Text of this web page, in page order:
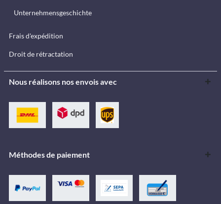
Unternehmensgeschichte
Frais d'expédition
Droit de rétractation
Nous réalisons nos envois avec
Méthodes de paiement